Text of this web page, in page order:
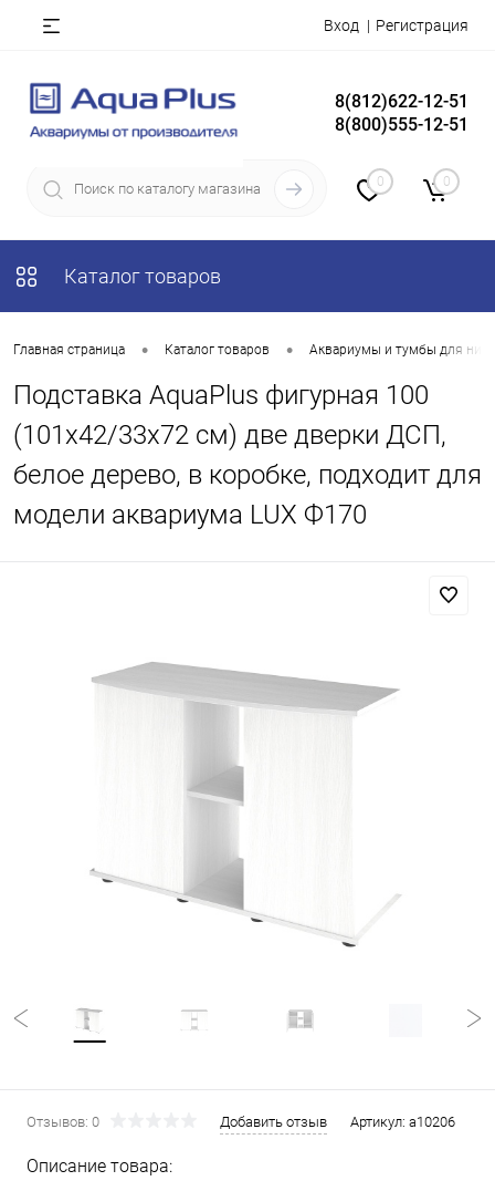
Вход Регистрация
8(812)622-12-51
8(800)555-12-51
0 0
Каталог товаров
Главная страница • Каталог товаров • Аквариумы и тумбы для них
Подставка AquaPlus фигурная 100
(101х42/33х72 см) две дверки ДСП,
белое дерево, в коробке, подходит для
модели аквариума LUX Ф170
Отзывов: 0 Добавить отзыв Артикул: a10206
Описание товара: